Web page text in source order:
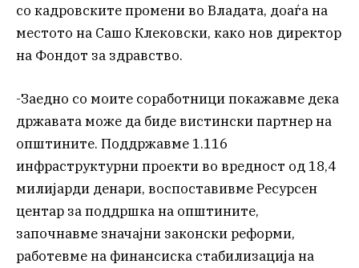
со кадровските промени во Владата, доаѓа на
местото на Сашо Клековски, како нов директор
на Фондот за здравство.
-Заедно со моите соработници покажавме дека
државата може да биде вистински партнер на
општините. Поддржавме 1.116
инфраструктурни проекти во вредност од 18,4
милијарди денари, воспоставивме Ресурсен
центар за поддршка на општините,
започнавме значајни законски реформи,
работевме на финансиска стабилизација на